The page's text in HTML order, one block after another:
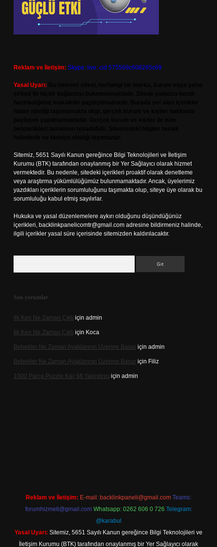
Reklam ve İletişim: Skype: live:.cid.575569c608265c69
Yasal Uyarı:
Sitemiz, 5651 Sayılı Kanun gereğince Bilgi Teknolojileri ve İletişim
Kurumu (BTK) tarafından onaylanmış bir Yer Sağlayıcı olarak hizmet
vermektedir. Bu nedenle, sitedeki içerikleri proaktif olarak denetleme
veya araştırma yükümlülüğümüz bulunmamaktadır. Ancak, üyelerimiz
yazdıkları içeriklerin sorumluluğunu taşımakta olup, siteye üye olarak bu
sorumluluğu kabul etmiş sayılırlar.
Hukuka ve yasal düzenlemelere aykırı olduğunu düşündüğünüz
içerikleri, backlinkpanelicomtr@gmail.com adresine bildirmeniz halinde,
ilgili içerikler yasal süre içerisinde sitemizden kaldırılacaktır.
Son yorumlar
Ilk Ken Ne Zaman Çıktı için admin
Ilk Ken Ne Zaman Çıktı için Koca
Bebekler Ne Zaman Ayaklarının Üzerine Basar için admin
Bebekler Ne Zaman Ayaklarının Üzerine Basar için Filiz
1000 Parça Puzzle Kaç Ml Yapıştırıcı için admin
Reklam ve İletişim: E-mail: backlinkpaneli@gmail.com Teams:
forumhizmeti@gmail.com Whatsapp: 0262 606 0 726 Telegram:
@karabul
Yasal Uyarı: Sitemiz, 5651 Sayılı Kanun gereğince Bilgi Teknolojileri ve
İletişim Kurumu (BTK) tarafından onaylanmış bir Yer Sağlayıcı olarak